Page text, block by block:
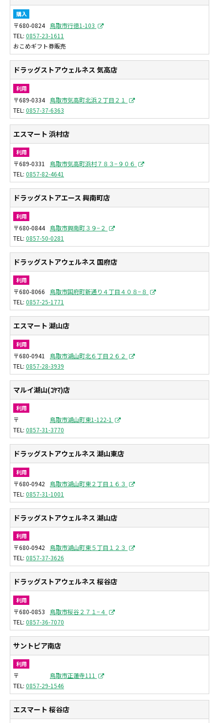
購入
〒680-0824
鳥取市行徳1-103
0857-23-1611
おこめギフト券販売
ドラッグストアウェルネス 気高店
利用
〒689-0334
鳥取市気高町北浜２丁目２１
0857-37-6363
エスマート 浜村店
利用
〒689-0331
鳥取市気高町浜村７８３−９０６
0857-82-4641
ドラッグストアエース 興南町店
利用
〒680-0844
鳥取市興南町３９−２
0857-50-0281
ドラッグストアウェルネス 国府店
利用
〒680-8066
鳥取市国府町新通り４丁目４０８−８
0857-25-1771
エスマート 湖山店
利用
〒680-0941
鳥取市湖山町北６丁目２６２
0857-28-3939
マルイ湖山(ｺﾔﾏ)店
利用
〒
鳥取市湖山町東1-122-1
0857-31-3770
ドラッグストアウェルネス 湖山東店
利用
〒680-0942
鳥取市湖山町東２丁目１６３
0857-31-1001
ドラッグストアウェルネス 湖山店
利用
〒680-0942
鳥取市湖山町東５丁目１２３
0857-37-3626
ドラッグストアウェルネス 桜谷店
利用
〒680-0853
鳥取市桜谷２７１−４
0857-36-7070
サントピア南店
利用
〒
鳥取市正蓮寺111
0857-29-1546
エスマート 桜谷店